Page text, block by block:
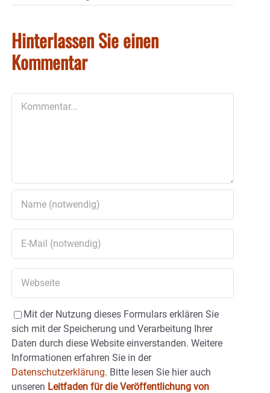
Hinterlassen Sie einen
Kommentar
Mit der Nutzung dieses Formulars erklären Sie
sich mit der Speicherung und Verarbeitung Ihrer
Daten durch diese Website einverstanden. Weitere
Informationen erfahren Sie in der
Datenschutzerklärung. Bitte lesen Sie hier auch
unseren Leitfaden für die Veröffentlichung von